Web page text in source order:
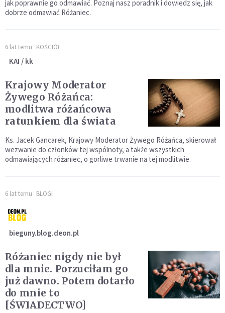
jak poprawnie go odmawiać. Poznaj nasz poradnik i dowiedz się, jak
dobrze odmawiać Różaniec.
6 lat temu KOŚCIÓŁ
KAI / kk
Krajowy Moderator
Żywego Różańca:
modlitwa różańcowa
ratunkiem dla świata
Ks. Jacek Gancarek, Krajowy Moderator Żywego Różańca, skierował
wezwanie do członków tej wspólnoty, a także wszystkich
odmawiających różaniec, o gorliwe trwanie na tej modlitwie.
6 lat temu BLOGI
bieguny.blog.deon.pl
Różaniec nigdy nie był
dla mnie. Porzuciłam go
już dawno. Potem dotarło
do mnie to
[ŚWIADECTWO]